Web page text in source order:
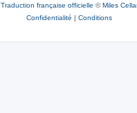
Traduction française officielle ©Miles
Confidentialité | Conditions